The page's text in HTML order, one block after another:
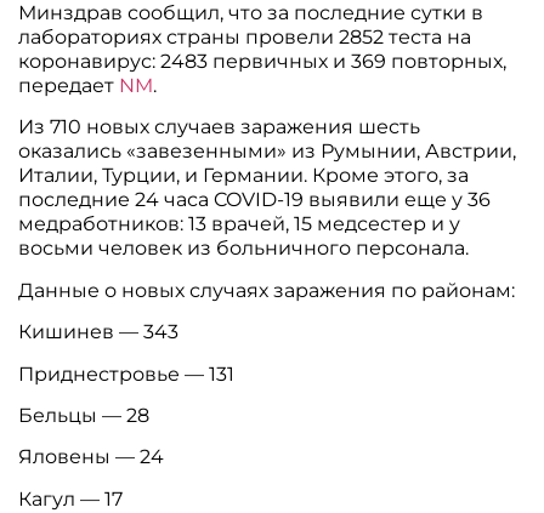
Минздрав сообщил, что за последние сутки в
лабораториях страны провели 2852 теста на
коронавирус: 2483 первичных и 369 повторных,
передает NM.
Из 710 новых случаев заражения шесть
оказались «завезенными» из Румынии, Австрии,
Италии, Турции, и Германии. Кроме этого, за
последние 24 часа COVID-19 выявили еще у 36
медработников: 13 врачей, 15 медсестер и у
восьми человек из больничного персонала.
Данные о новых случаях заражения по районам:
Кишинев — 343
Приднестровье — 131
Бельцы — 28
Яловены — 24
Кагул — 17